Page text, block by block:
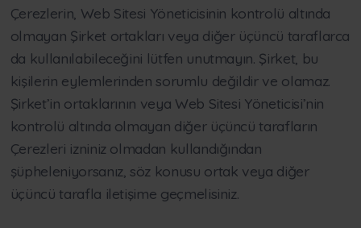
Çerezlerin, Web Sitesi Yöneticisinin kontrolü altında
olmayan Şirket ortakları veya diğer üçüncü taraflarca
da kullanılabileceğini lütfen unutmayın. Şirket, bu
kişilerin eylemlerinden sorumlu değildir ve olamaz.
Şirket’in ortaklarının veya Web Sitesi Yöneticisi’nin
kontrolü altında olmayan diğer üçüncü tarafların
Çerezleri izniniz olmadan kullandığından
şüpheleniyorsanız, söz konusu ortak veya diğer
üçüncü tarafla iletişime geçmelisiniz.